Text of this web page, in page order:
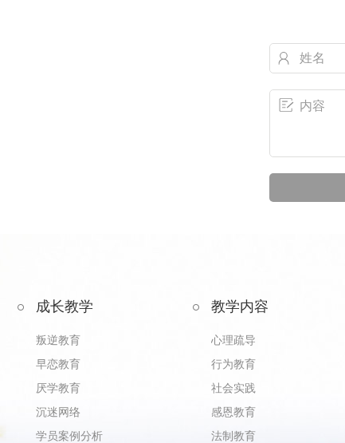
成长教学
叛逆教育
早恋教育
厌学教育
沉迷网络
学员案例分析
教学内容
心理疏导
行为教育
社会实践
感恩教育
法制教育